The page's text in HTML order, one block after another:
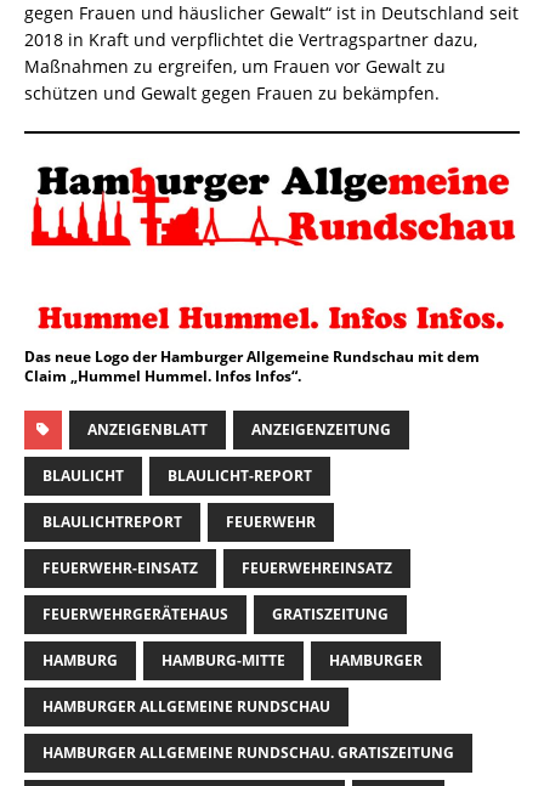
gegen Frauen und häuslicher Gewalt“ ist in Deutschland seit
2018 in Kraft und verpflichtet die Vertragspartner dazu,
Maßnahmen zu ergreifen, um Frauen vor Gewalt zu
schützen und Gewalt gegen Frauen zu bekämpfen.
Das neue Logo der Hamburger Allgemeine Rundschau mit dem
Claim „Hummel Hummel. Infos Infos“.
ANZEIGENBLATT ANZEIGENZEITUNG
BLAULICHT BLAULICHT-REPORT
BLAULICHTREPORT FEUERWEHR
FEUERWEHR-EINSATZ FEUERWEHREINSATZ
FEUERWEHRGERÄTEHAUS GRATISZEITUNG
HAMBURG HAMBURG-MITTE HAMBURGER
HAMBURGER ALLGEMEINE RUNDSCHAU
HAMBURGER ALLGEMEINE RUNDSCHAU. GRATISZEITUNG